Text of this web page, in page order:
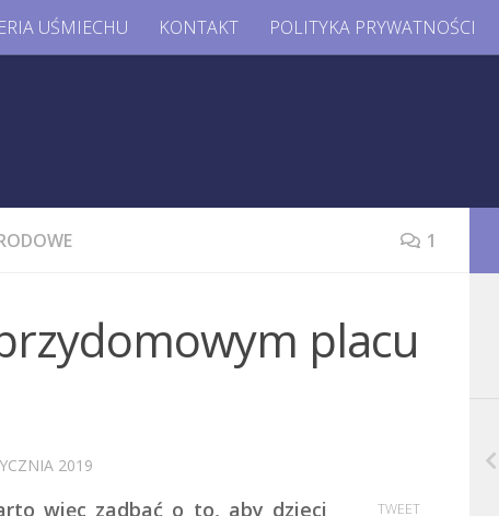
UŚMIECHU KONTAKT POLITYKA PRYWATNOŚCI
1
placu
2019
więc zadbać o to, aby dzieci
TWEET